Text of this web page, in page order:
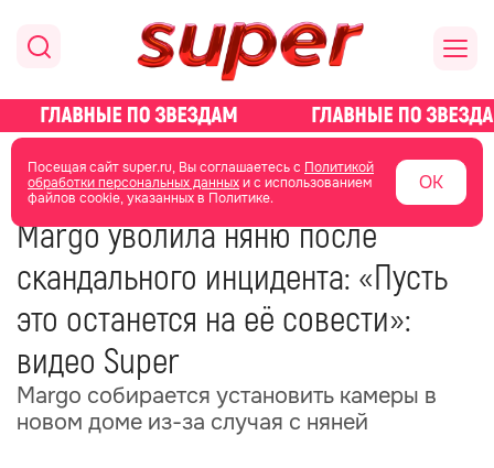
Посещая сайт super.ru, Вы соглашаетесь с Политикой
обработки персональных данныхи с использованием
файлов cookie, указанных в Политике.
ОК
главная новости о звездах новости
04 июля 15:16
Margo уволила няню после
скандального инцидента: «Пусть
это останется на её совести»:
видео Super
Margo собирается установить камеры в
новом доме из-за случая с няней